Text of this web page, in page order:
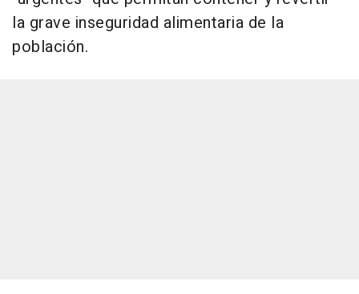
la grave inseguridad alimentaria de la
población.